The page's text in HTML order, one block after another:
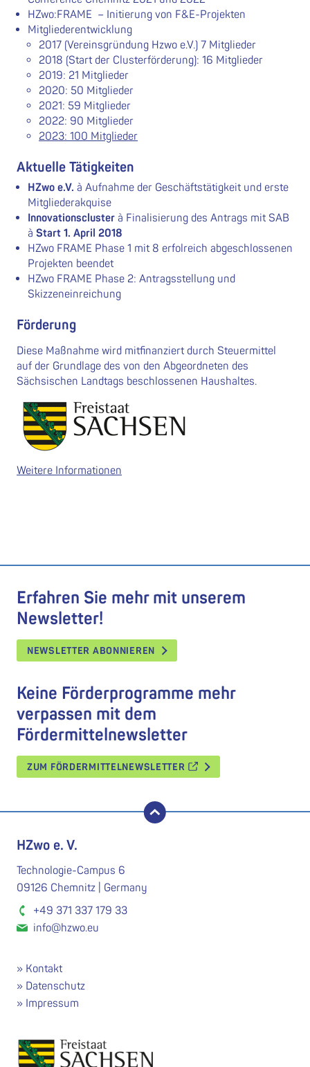
HZwo:FRAME – Initierung von F&E-Projekten
Mitgliederentwicklung
2017 (Vereinsgründung Hzwo e.V.) 7 Mitglieder
2018 (Start der Clusterförderung): 16 Mitglieder
2019: 21 Mitglieder
2020: 50 Mitglieder
2021: 59 Mitglieder
2022: 90 Mitglieder
2023: 100 Mitglieder
Aktuelle Tätigkeiten
HZwo e.V. à Aufnahme der Geschäftstätigkeit und erste
Mitgliederakquise
Innovationscluster à Finalisierung des Antrags mit SAB
à Start 1. April 2018
HZwo FRAME Phase 1 mit 8 erfolreich abgeschlossenen
Projekten beendet
HZwo FRAME Phase 2: Antragsstellung und
Skizzeneinreichung
Förderung
Diese Maßnahme wird mitfinanziert durch Steuermittel
auf der Grundlage des von den Abgeordneten des
Sächsischen Landtags beschlossenen Haushaltes.
Weitere Informationen
Erfahren Sie mehr mit unserem
Newsletter!
NEWSLETTER ABONNIEREN
Keine Förderprogramme mehr
verpassen mit dem
Fördermittelnewsletter
ZUM FÖRDERMITTELNEWSLETTER
nach oben
HZwo e. V.
Technologie-Campus 6
09126 Chemnitz | Germany
+49 371 337 179 33
info@hzwo.eu
Kontakt
Datenschutz
Impressum